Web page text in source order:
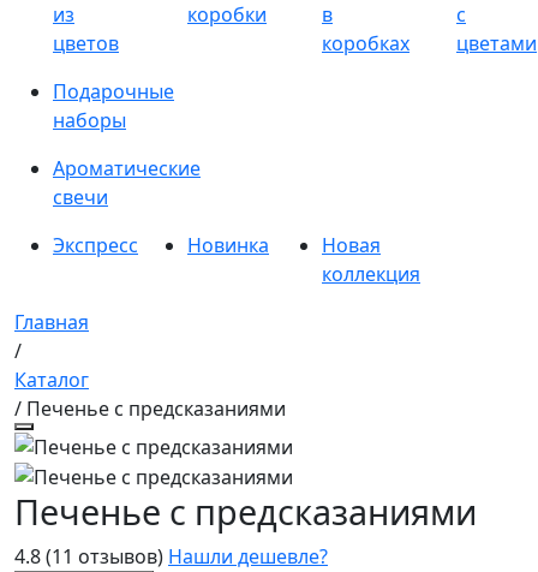
из
цветов
коробки
в
коробках
с
цветами
Подарочные
наборы
Ароматические
свечи
Экспресс
Новинка
Новая
коллекция
Главная
/
Каталог
/ Печенье с предсказаниями
4.8(11 отзывов) Нашли дешевле?
Печенье с предсказаниями